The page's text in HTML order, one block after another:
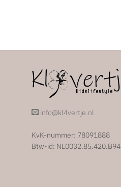
info@kl4vertje.nl
KvK-nummer: 78091888
Btw-id: NL0032.85.420.B94